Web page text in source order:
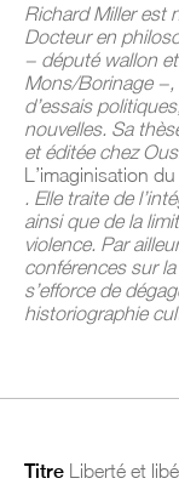
Richard Miller est
Docteur en
− député wallon
Mons/Borinage −,
d’essais
nouvelles. Sa
et éditée chez
L’imaginisation du
. Elle traite de
ainsi que de la
violence. Par
conférences sur la
s’efforce de
historiographie
Titre Liberté et